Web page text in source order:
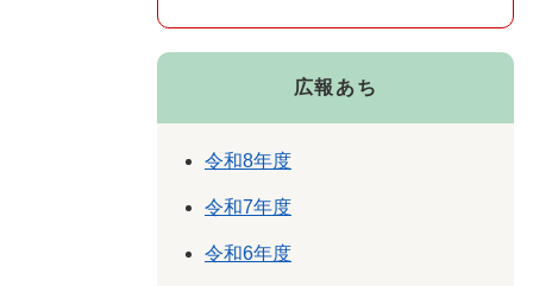
広報あち
令和8年度
令和7年度
令和6年度